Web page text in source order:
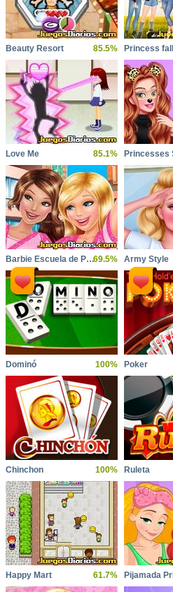
Beauty Resort 85.5% Princess
Love Me 85.1%
Barbie Escuela de Princesas69.5% Army Style
Dominó 100% Poker
Chinchon 100% Ruleta
Happy Mart 61.7%